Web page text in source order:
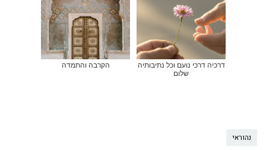
דרכיה דרכי נועם וכל נתיבותיה
שלום
הקרבה והתמדה
נהוראי